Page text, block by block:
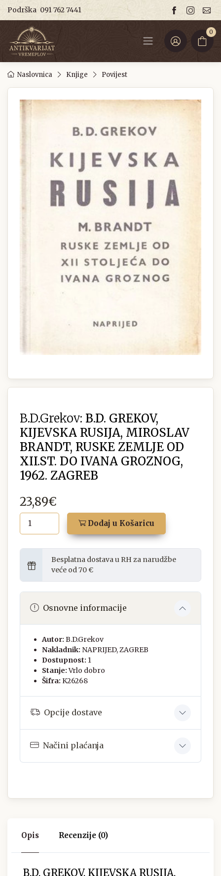
Podrška 091 762 7441
0
Naslovnica Knjige Povijest
B.D.Grekov: B.D. GREKOV,
KIJEVSKA RUSIJA, MIROSLAV
BRANDT, RUSKE ZEMLJE OD
XII.ST. DO IVANA GROZNOG,
1962. ZAGREB
23,89€
Dodaj u Košaricu
Besplatna dostava u RH za narudžbe
veće od 70 €
Osnovne informacije
Autor: B.D.Grekov
Nakladnik: NAPRIJED, ZAGREB
Dostupnost: 1
Stanje:Vrlo dobro
Šifra: K26268
Opcije dostave
Načini plaćanja
Opis Recenzije (0)
B.D. GREKOV, KIJEVSKA RUSIJA,